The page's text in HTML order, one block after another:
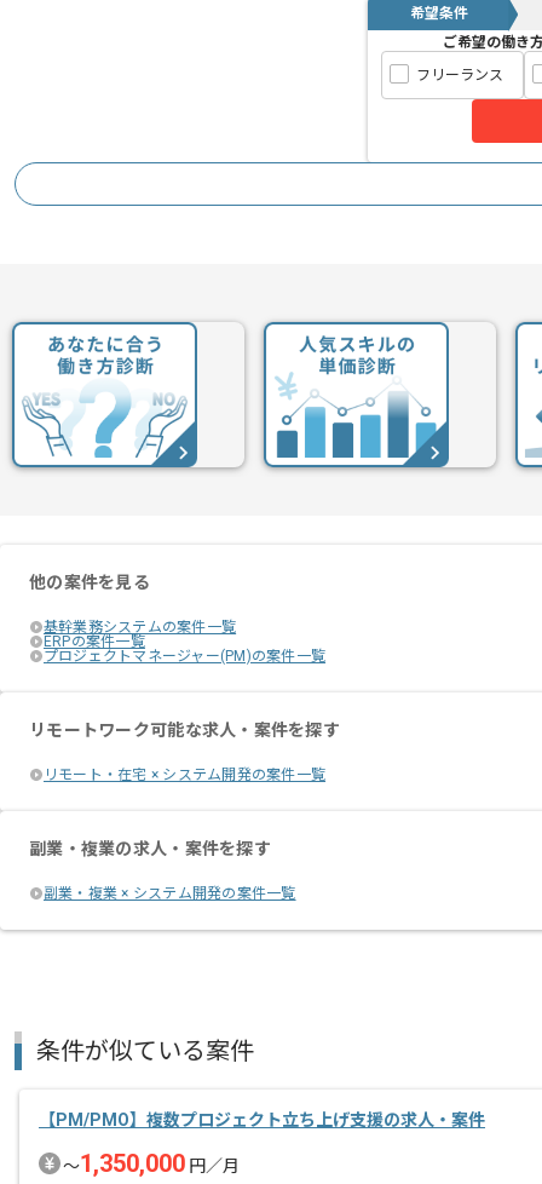
経験豊富なメンバーと成長が出来る環
スキルアップされたい方、長期的に参
希望条件
ご希望の働き
フリーランス
他の案件を見る
基幹業務システムの案件一覧
ERPの案件一覧
プロジェクトマネージャー(PM)の案件一覧
リモートワーク可能な求人・案件を探す
リモート・在宅 × システム開発の案件一覧
副業・複業の求人・案件を探す
副業・複業 × システム開発の案件一覧
条件が似ている案件
【PM/PMO】複数プロジェクト立ち上げ支援の求人・案件
〜1,350,000 円／月